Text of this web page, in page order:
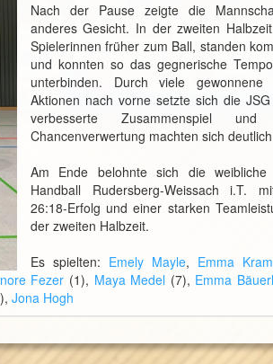
Nach der Pause zeigte die
anderes Gesicht. In der zweiten
Spielerinnen früher zum Ball, standen
und konnten so das gegnerische
unterbinden. Durch viele
Aktionen nach vorne setzte sich die
verbesserte Zusammenspiel
Chancenverwertung machten sich
Am Ende belohnte sich die
Handball Rudersberg-Weissach i.T.
26:18-Erfolg und einer starken
der zweiten Halbzeit.
Es spielten: Emely Mayle, Emma
Fezer (1), Maya Medel (7), Emma
Jona Hogh